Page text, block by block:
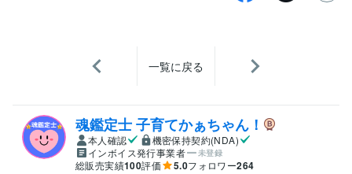
一覧に戻る
魂鑑定士 子育てかぁちゃん！
本人確認
機密保持契約(NDA)
インボイス発行事業者
未登録
総販売実績100評価 5.0フォロワー264